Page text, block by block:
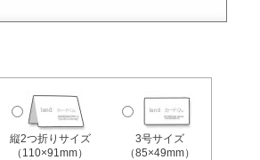
縦2つ折りサイズ
（110×91mm）
3号サイズ
（85×49mm）